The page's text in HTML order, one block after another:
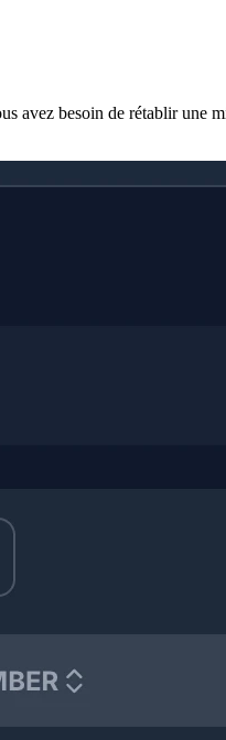
avez besoin de rétablir une